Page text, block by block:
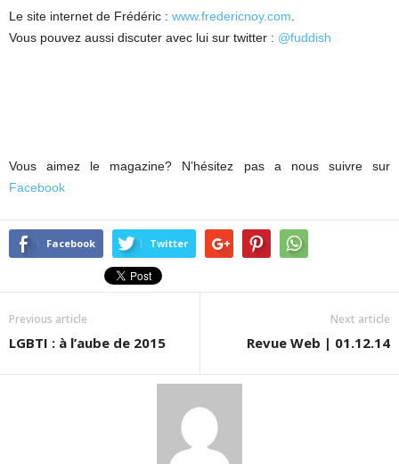
Le site internet de Frédéric : www.fredericnoy.com
Vous pouvez aussi discuter avec lui sur twitter : @fuddish
Vous aimez le magazine? N’hésitez pas a nous suivre sur
Facebook
Facebook Twitter
Previous article
LGBTI : à l’aube de 2015
Next article
Revue Web | 01.12.14